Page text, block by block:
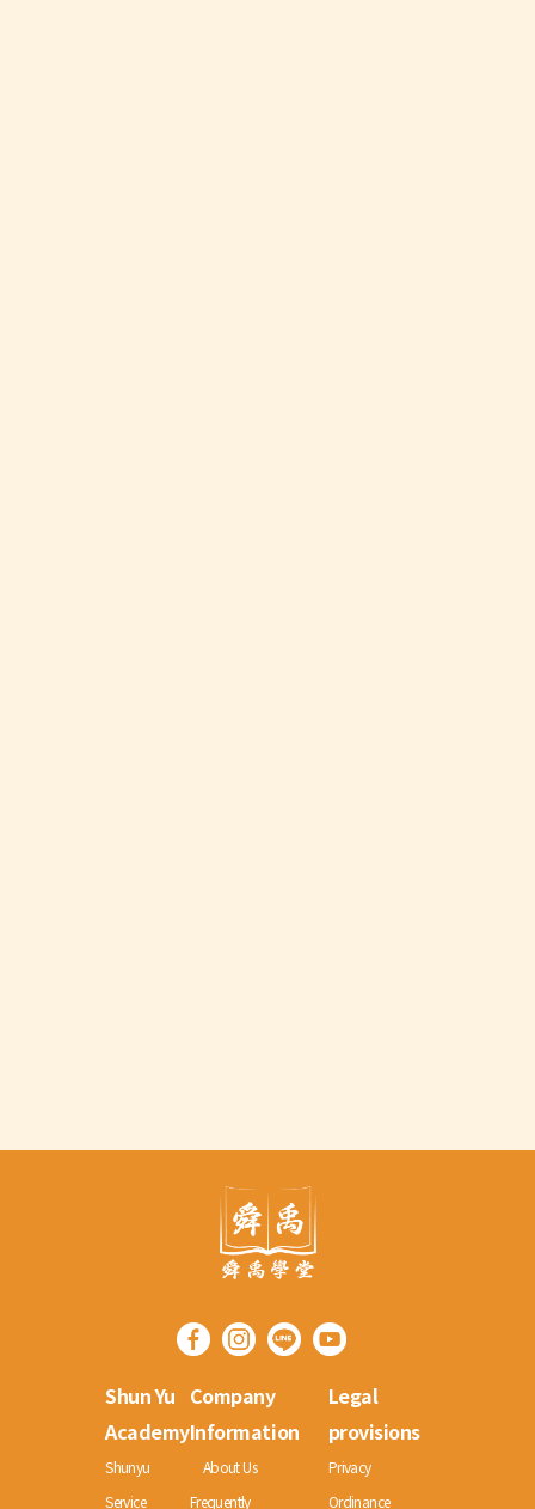
Shun Yu
Academy
Shunyu
Service
Company
Information
About Us
Frequently
Legal
provisions
Privacy
Ordinance